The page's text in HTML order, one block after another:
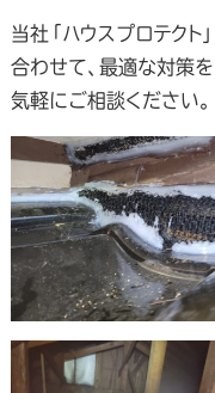
当社「ハウスプロテク
合わせて、最適な対策
気軽にご相談ください。